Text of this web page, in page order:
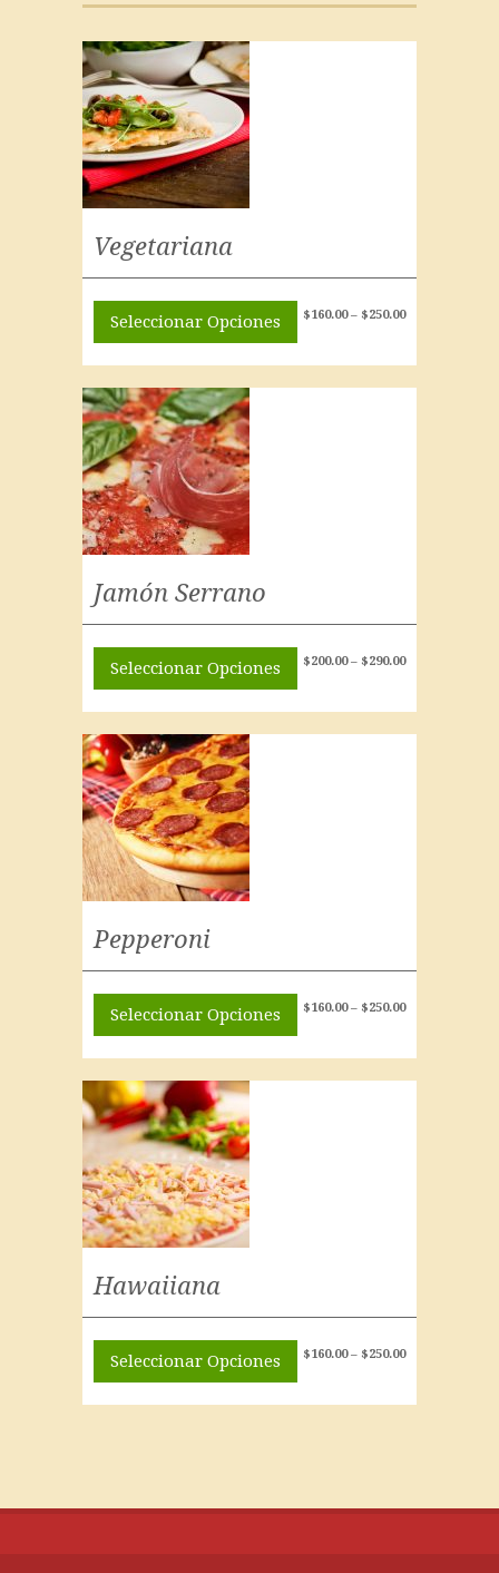
Vegetariana
$160.00– $250.00
Seleccionar Opciones
Jamón Serrano
$200.00– $290.00
Seleccionar Opciones
Pepperoni
$160.00– $250.00
Seleccionar Opciones
Hawaiiana
$160.00– $250.00
Seleccionar Opciones